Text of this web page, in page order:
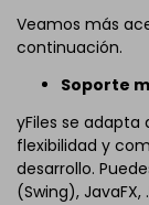
Veamos más
continuación.
Soporte
yFiles se adapta
flexibilidad y
desarrollo.
(Swing), JavaFX,